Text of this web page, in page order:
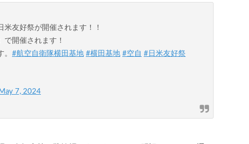
友好祭が開催されます！！
開催されます！
#航空自衛隊横田基地 #横田基地 #空自 #日米友好祭
May 7, 2024